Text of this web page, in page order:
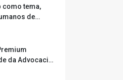
como tema,
de
na Cidade
da Advocacia